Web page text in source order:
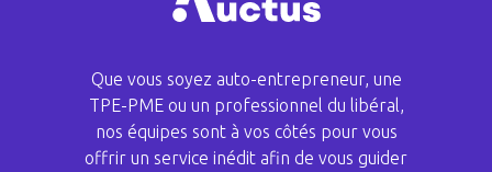
Que vous soyez auto-entrepreneur, une
TPE-PME ou un professionnel du libéral,
nos équipes sont à vos côtés pour vous
offrir un service inédit afin de vous guider